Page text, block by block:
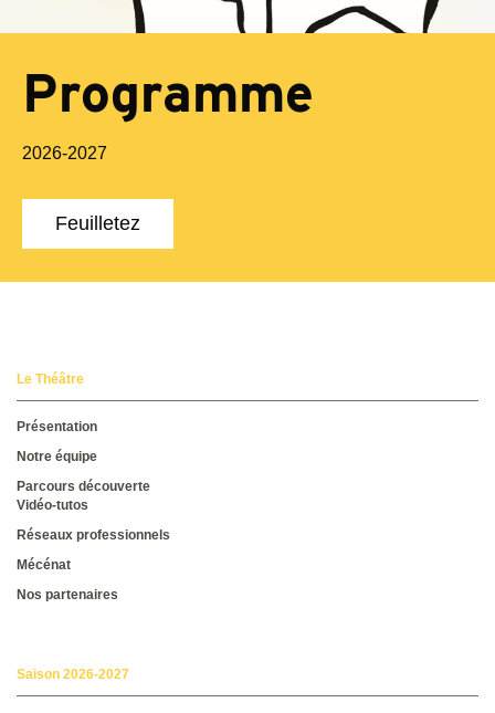
Programme
2026-2027
Feuilletez
Le Théâtre
Présentation
Notre équipe
Parcours découverte
Vidéo-tutos
Réseaux professionnels
Mécénat
Nos partenaires
Saison 2026-2027